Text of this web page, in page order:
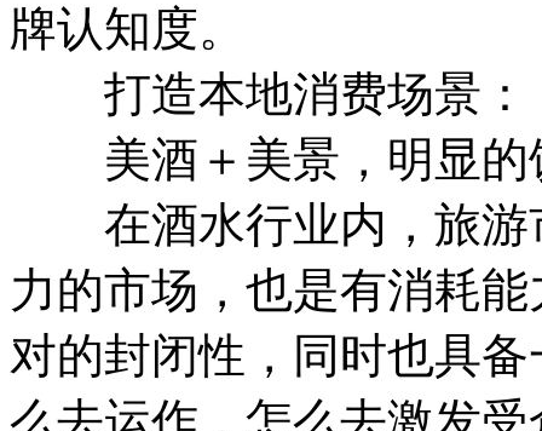
牌认知度。
打造本地消费场景：
美酒＋美景，明显的
在酒水行业内，旅游
力的市场，也是有消耗
对的封闭性，同时也具
么去运作，怎么去激发